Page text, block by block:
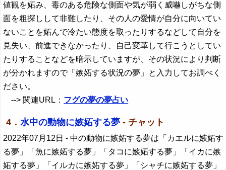
値観を妬み、毒のある危険な側面や気が弱く威嚇しがちな側
面を粗探しして非難したり、その人の愛情が自分に向いてい
ないことを妬んで冷たい態度を取ったりするなどして自分を
見失い、前進できなかったり、自己変革して行こうとしてい
たりすることなどを暗示していますが、その状況により判断
が分かれますので「嫉妬する状況の夢」と入力してお調べく
ださい。
--> 関連URL： フグの夢の夢占い
4． 水中の動物に嫉妬する夢- チャット
2022年07月12日 - 中の動物に嫉妬する夢は「カエルに嫉妬す
る夢」「魚に嫉妬する夢」「タコに嫉妬する夢」「イカに嫉
妬する夢」「イルカに嫉妬する夢」「シャチに嫉妬する夢」